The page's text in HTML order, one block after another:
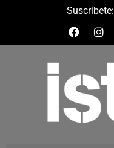
Suscríbete: